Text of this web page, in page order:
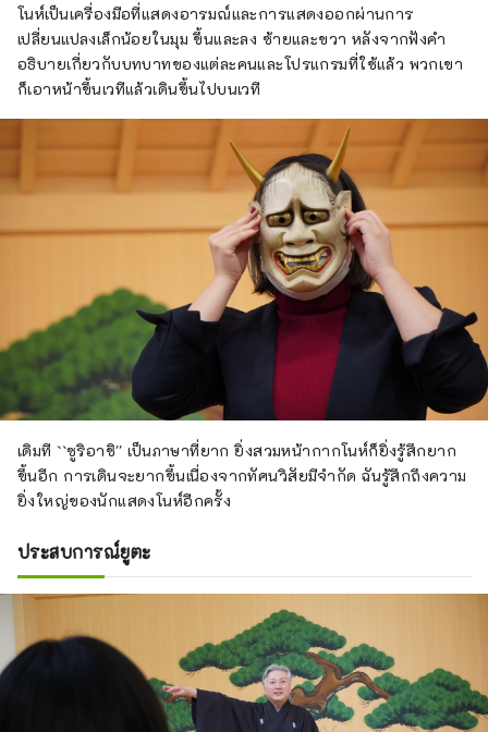
โนห์เป็นเครื่องมือที่แสดงอารมณ์และการแสดงออกผ่านการ
เปลี่ยนแปลงเล็กน้อยในมุม ขึ้นและลง ซ้ายและขวา หลังจากฟังคำ
อธิบายเกี่ยวกับบทบาทของแต่ละคนและโปรแกรมที่ใช้แล้ว พวกเขา
ก็เอาหน้าขึ้นเวทีแล้วเดินขึ้นไปบนเวที
เดิมที ``ซูริอาชิ'' เป็นภาษาที่ยาก ยิ่งสวมหน้ากากโนห์ก็ยิ่งรู้สึกยาก
ขึ้นอีก การเดินจะยากขึ้นเนื่องจากทัศนวิสัยมีจำกัด ฉันรู้สึกถึงความ
ยิ่งใหญ่ของนักแสดงโนห์อีกครั้ง
ประสบการณ์ยูตะ